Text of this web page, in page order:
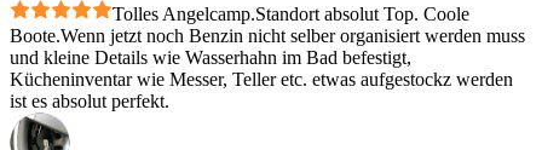
Tolles Angelcamp.Standort absolut Top. Coole
Boote.Wenn jetzt noch Benzin nicht selber organisiert werden muss
und kleine Details wie Wasserhahn im Bad befestigt,
Kücheninventar wie Messer, Teller etc. etwas aufgestockz werden
ist es absolut perfekt.